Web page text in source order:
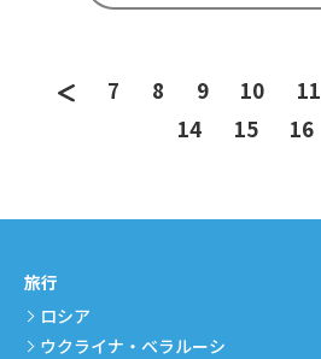
7 8 9 10 11
14
15 16
旅行
ロシア
ウクライナ・ベラルーシ